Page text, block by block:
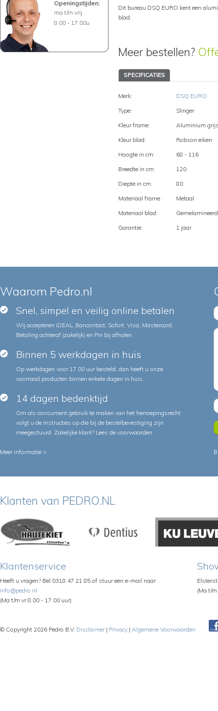
Openingstijden:
ma t/m vrij
8.00 - 17.00u
Dit bureau DSQ EURO kent een
blad.
Meer bestellen?
SPECIFICATIES
Merk:
DSQ EURO
Type:
Slinger
Kleur frame:
Aluminium
Kleur blad:
Robson eiken
Hoogte in cm:
68 - 116
Breedte in cm:
120
Diepte in cm:
80
Materiaal frame :
Metaal
Materiaal blad:
Garantie:
1 jaar
Waarom Pedro.nl
Snel, simpel en veilig online betalen
Wij accepteren iDEAL, Bancontact, Sofort, Visa, Mastercard,
Betaling achteraf (zakelijk) en Pin bij afhalen.
Binnen 5 werkdagen in huis
Op werkdagen voor 17.00 uur besteld, dan heeft u onze
voorraad producten binnen enkele dagen in huis.
14 dagen bedenktijd
Om als consument gebruik te maken van het herroepingsrecht
volgt u de instructies op die bij de bestelbevestiging zijn
meegestuurd. Zakelijke klant? Lees de voorwaarden.
Meer informatie >
Klanten van PEDRO.NL
Klantenservice
Heeft u vragen? Bel 0318 47 21 85 of stuur een e-mail naar
info@pedro.nl
(Ma t/m vr 8.00 - 17.00 uur)
(Ma t/
© Copyright 2026 Pedro B.V. Disclaimer| Privacy | Algemene Voorwaarden